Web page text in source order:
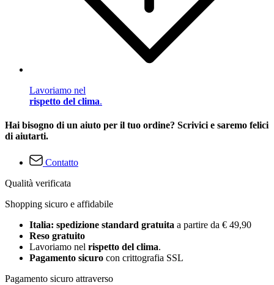
Lavoriamo nel
rispetto del clima.
Hai bisogno di un aiuto per il tuo ordine? Scrivici e saremo felici
di aiutarti.
Contatto
Qualità verificata
Shopping sicuro e affidabile
Italia: spedizione standard gratuita a partire da € 49,90
Reso gratuito
Lavoriamo nel rispetto del clima.
Pagamento sicuro con crittografia SSL
Pagamento sicuro attraverso